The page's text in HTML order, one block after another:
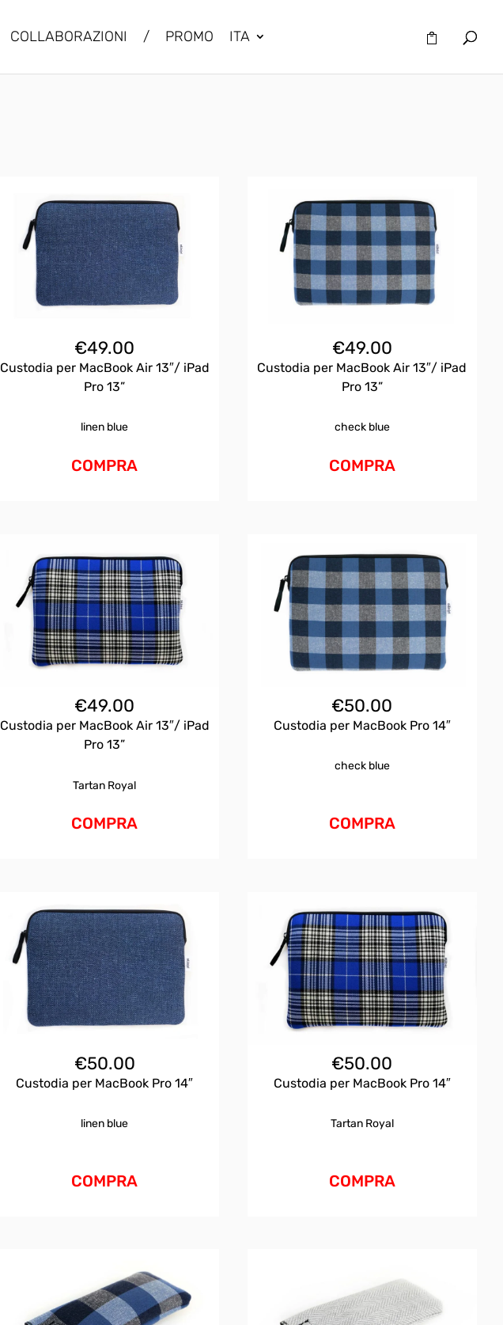
COLLABORAZIONI / PROMO ITA
€49.00
Custodia per MacBook Air 13″/ iPad
Pro 13”
linen blue
COMPRA
€49.00
Custodia per MacBook Air 13″/ iPad
Pro 13”
check blue
COMPRA
€49.00
Custodia per MacBook Air 13″/ iPad
Pro 13”
Tartan Royal
COMPRA
€50.00
Custodia per MacBook Pro 14″
check blue
COMPRA
€50.00
Custodia per MacBook Pro 14″
linen blue
COMPRA
€50.00
Custodia per MacBook Pro 14″
Tartan Royal
COMPRA